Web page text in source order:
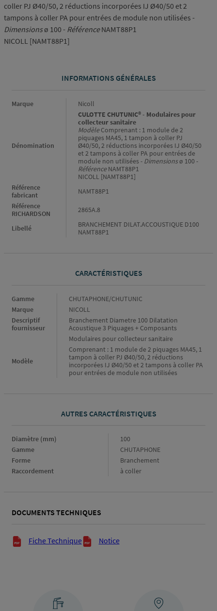
coller PJ Ø40/50, 2 réductions incorporées IJ Ø40/50 et 2
tampons à coller PA pour entrées de module non utilisées -
Dimensions ø 100 - RéférenceNAMT88P1
NICOLL [NAMT88P1]
INFORMATIONS GÉNÉRALES
Informations générales
Marque Nicoll
Dénomination
CULOTTE CHUTUNIC® - Modulaires pour
collecteur sanitaire
ModèleComprenant : 1 module de 2
piquages MA45, 1 tampon à coller PJ
Ø40/50, 2 réductions incorporées IJ Ø40/50
et 2 tampons à coller PA pour entrées de
module non utilisées - Dimensionsø 100 -
RéférenceNAMT88P1
NICOLL [NAMT88P1]
Référence
fabricant
NAMT88P1
Référence
RICHARDSON
2865A.8
Libellé
BRANCHEMENT DILAT.ACCOUSTIQUE D100
NAMT88P1
CARACTÉRISTIQUES
Caractéristiques
Gamme
CHUTAPHONE/CHUTUNIC
Marque
NICOLL
Descriptif
fournisseur
Branchement Diametre 100 Dilatation
Acoustique 3 Piquages + Composants
Modulaires pour collecteur sanitaire
Modèle
Comprenant : 1 module de 2 piquages MA45, 1
tampon à coller PJ Ø40/50, 2 réductions
incorporées IJ Ø40/50 et 2 tampons à coller PA
pour entrées de module non utilisées
AUTRES CARACTÉRISTIQUES
Diamètre (mm)
Diamètre
(mm)
100
Gamme
Gamme
CHUTAPHONE
Forme
Forme
Branchement
Raccordement
Raccordement
à coller
DOCUMENTS TECHNIQUES
Documents techniques
Fiche Technique Notice